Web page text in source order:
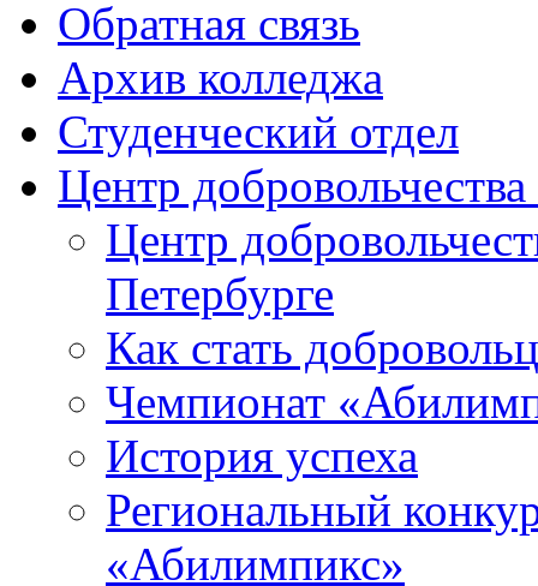
Обратная связь
Архив колледжа
Студенческий отдел
Центр
Центр
Петербурге
Как стать
Чемпионат
История успеха
Региональный
«Абилимпикс»